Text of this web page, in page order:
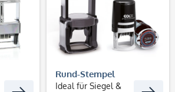
Rund-Stempel
Ideal für Siegel &